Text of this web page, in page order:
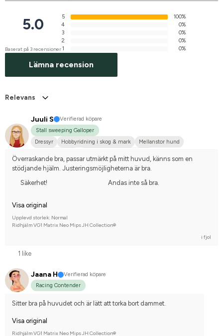
5.0
Baserat på 3 recensioner
5
100%
4
0%
3
0%
2
0%
1
0%
Lämna recension
Relevans
Juuli S
Verifierad köpare
Stall sweeping Galloper
Dressyr
Hobbyridning i skog & mark
Mellanstor hund
Överraskande bra, passar utmärkt på mitt huvud, känns som en
stödjande hjälm. Justeringsmöjligheterna är bra.
Säkerhet!
Andas inte så bra.
Visa original
Upplevd storlek: Normal
Ridhjälm VG1 Matrix Neo Mips JH Collection®
i fjol
1 like
Jaana H
Verifierad köpare
Racing Contender
Sitter bra på huvudet och är lätt att torka bort dammet.
Visa original
Ridhjälm VG1 Matrix Neo Mips JH Collection®